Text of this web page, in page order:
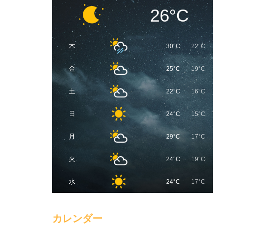
26°C
木 30°C 22°C
金 25°C 19°C
土 22°C 16°C
日 24°C 15°C
月 29°C 17°C
火 24°C 19°C
水 24°C 17°C
カレンダー